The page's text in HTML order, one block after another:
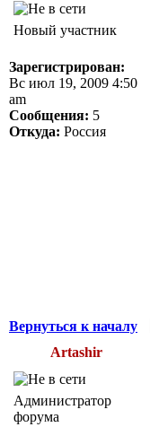
Новый участник
Зарегистрирован:
Вс июл 19, 2009 4:50
am
Сообщения: 5
Откуда: Россия
Вернуться к началу
Artashir
Администратор
форума